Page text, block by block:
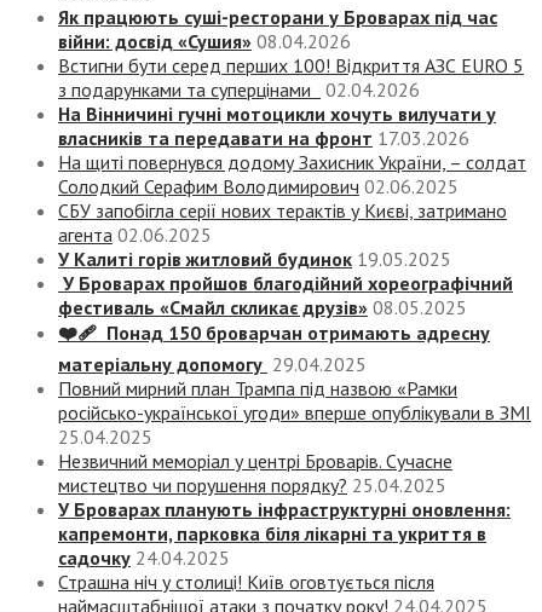
Як працюють суші-ресторани у Броварах під час
війни: досвід «Сушия» 08.04.2026
Встигни бути серед перших 100! Відкриття АЗС EURO 5
з подарунками та суперцінами
02.04.2026
На Вінничині гучні мотоцикли хочуть вилучати у
власників та передавати на фронт 17.03.2026
На щиті повернувся додому Захисник України, – солдат
Солодкий Серафим Володимирович 02.06.2025
СБУ запобігла серії нових терактів у Києві, затримано
агента 02.06.2025
У Калиті горів житловий будинок 19.05.2025
У Броварах пройшов благодійний хореографічний
фестиваль «Смайл скликає друзів» 08.05.2025
❤️‍🩹 Понад 150 броварчан отримають адресну
матеріальну допомогу 29.04.2025
Повний мирний план Трампа під назвою «‎Рамки
російсько-української угоди» вперше опублікували в ЗМІ
25.04.2025
Незвичний меморіал у центрі Броварів. Сучасне
мистецтво чи порушення порядку? 25.04.2025
У Броварах планують інфраструктурні оновлення:
капремонти, парковка біля лікарні та укриття в
садочку 24.04.2025
Страшна ніч у столиці! Київ оговтується після
наймасштабнішої атаки з початку року! 24.04.2025